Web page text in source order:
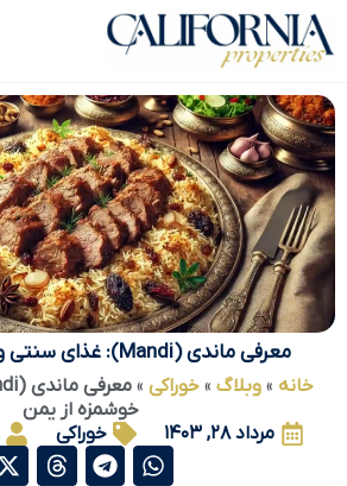
معرفی ماندی (Mandi): غذای سنتی و خوشمزه از یمن
خانه » وبلاگ» خوراکی»
خوشمزه از یمن
مرداد ۲۸, ۱۴۰۳
خوراکی